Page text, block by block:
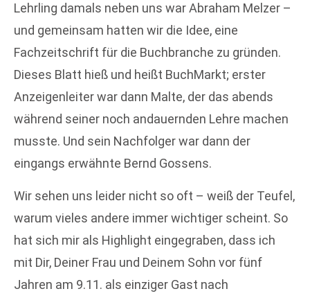
Lehrling damals neben uns war Abraham Melzer –
und gemeinsam hatten wir die Idee, eine
Fachzeitschrift für die Buchbranche zu gründen.
Dieses Blatt hieß und heißt BuchMarkt; erster
Anzeigenleiter war dann Malte, der das abends
während seiner noch andauernden Lehre machen
musste. Und sein Nachfolger war dann der
eingangs erwähnte Bernd Gossens.
Wir sehen uns leider nicht so oft – weiß der Teufel,
warum vieles andere immer wichtiger scheint. So
hat sich mir als Highlight eingegraben, dass ich
mit Dir, Deiner Frau und Deinem Sohn vor fünf
Jahren am 9.11. als einziger Gast nach